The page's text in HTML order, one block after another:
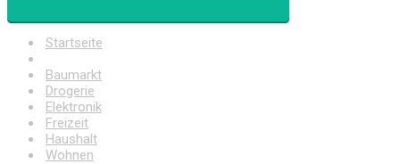
Startseite
Baumarkt
Drogerie
Elektronik
Freizeit
Haushalt
Wohnen